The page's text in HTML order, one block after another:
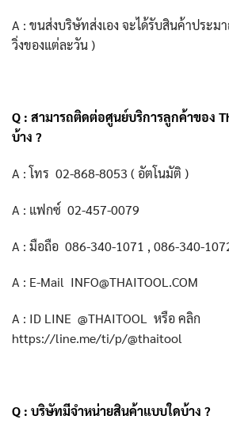
A : ขนส่งบริษัทส่งเอง จะได้รับสินค้าประม
วิ่งของแต่ละวัน )
Q : สามารถติดต่อศูนย์บริการลูกค้าของ
บ้าง ?
A : โทร 02-868-8053 ( อัตโนมัติ )
A : แฟกซ์ 02-457-0079
A : มือถือ 086-340-1071 , 086-340-
A : E-Mail INFO@THAITOOL.COM
A : ID LINE @THAITOOL หรือ คลิก
https://line.me/ti/p/@thaitool
Q : บริษัทมีจำหน่ายสินค้าแบบใดบ้าง ?